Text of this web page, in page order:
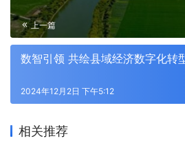
上一篇
数智引领 共绘县域经济数字化转
2024年12月2日 下午5:12
相关推荐